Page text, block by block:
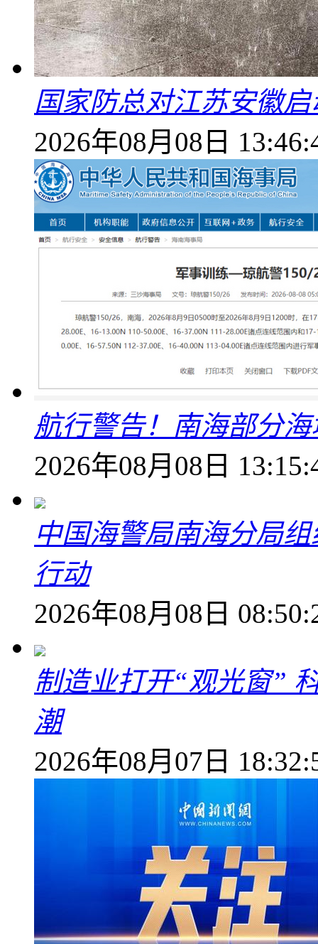
国家防总对江苏安徽
2026年08月08日
航行警告！南海部分
2026年08月08日
中国海警局南海分局
行动
2026年08月08日
制造业打开“观光窗”
潮
2026年08月07日